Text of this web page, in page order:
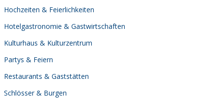
Hochzeiten & Feierlichkeiten
Hotelgastronomie & Gastwirtschaften
Kulturhaus & Kulturzentrum
Partys & Feiern
Restaurants & Gaststätten
Schlösser & Burgen